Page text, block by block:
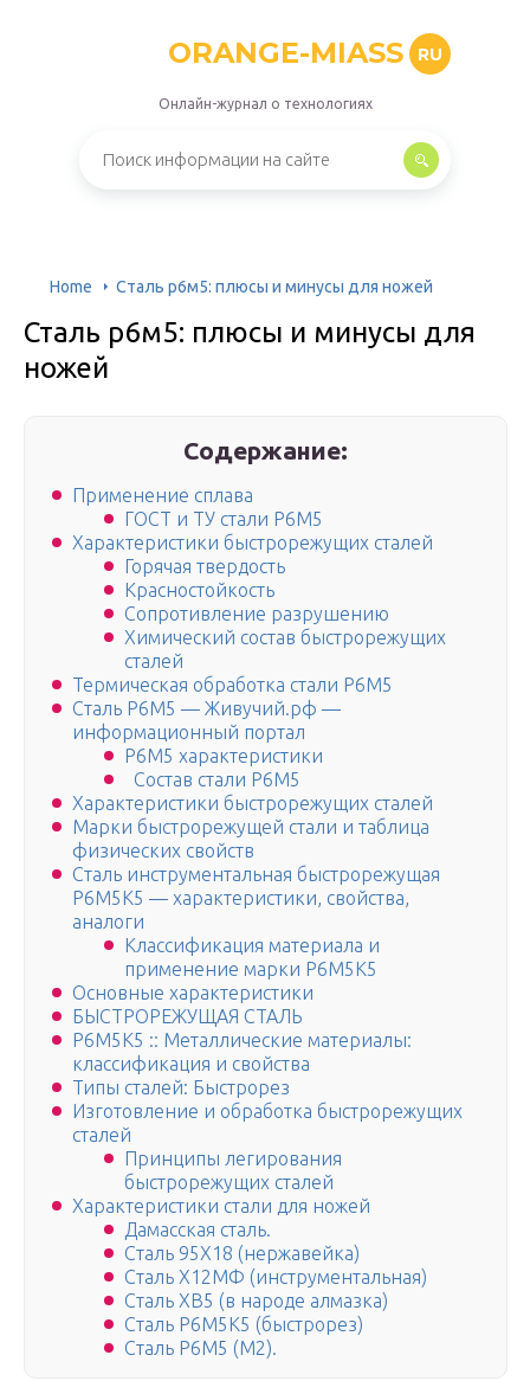
ORANGE-MIASS RU
Онлайн-журнал о технологиях
Home Сталь р6м5: плюсы и минусы для ножей
Сталь р6м5: плюсы и минусы для
ножей
Содержание:
Применение сплава
ГОСТ и ТУ стали Р6М5
Характеристики быстрорежущих сталей
Горячая твердость
Красностойкость
Сопротивление разрушению
Химический состав быстрорежущих
сталей
Термическая обработка стали Р6М5
Сталь Р6М5 — Живучий.рф —
информационный портал
Р6М5 характеристики
Состав стали Р6М5
Характеристики быстрорежущих сталей
Марки быстрорежущей стали и таблица
физических свойств
Сталь инструментальная быстрорежущая
Р6М5К5 — характеристики, свойства,
аналоги
Классификация материала и
применение марки Р6М5К5
Основные характеристики
БЫСТРОРЕЖУЩАЯ СТАЛЬ
Р6М5К5 :: Металлические материалы:
классификация и свойства
Типы сталей: Быстрорез
Изготовление и обработка быстрорежущих
сталей
Принципы легирования
быстрорежущих сталей
Характеристики стали для ножей
Дамасская сталь.
Сталь 95Х18 (нержавейка)
Сталь Х12МФ (инструментальная)
Сталь ХВ5 (в народе алмазка)
Сталь Р6М5К5 (быстрорез)
Сталь Р6М5 (M2).